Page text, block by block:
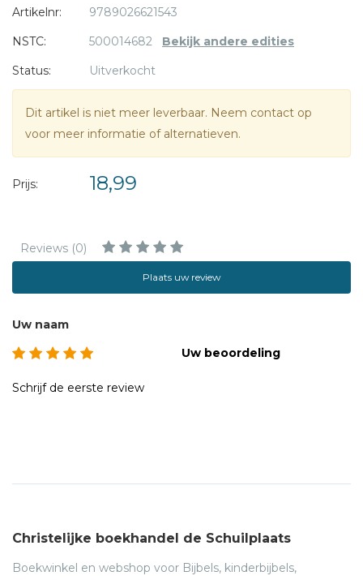
Artikelnr:
9789026621543
NSTC:
500014682 Bekijk andere edities
Status:
Uitverkocht
Dit artikel is niet meer leverbaar. Neem contact op
voor meer informatie of alternatieven.
Prijs: 18,99
Reviews (0)
Plaats uw review
Uw naam
Uw beoordeling
Schrijf de eerste review
Christelijke boekhandel de Schuilplaats
Boekwinkel en webshop voor Bijbels, kinderbijbels,